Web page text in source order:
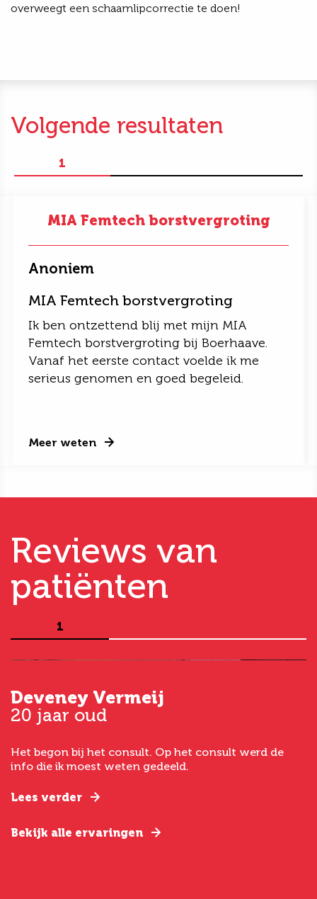
overweegt een schaamlipcorrectie te doen!
Volgende resultaten
1
MIA Femtech borstvergroting
Anoniem
MIA Femtech borstvergroting
Ik ben ontzettend blij met mijn MIA
Femtech borstvergroting bij Boerhaave.
Vanaf het eerste contact voelde ik me
serieus genomen en goed begeleid.
Meer weten
Reviews van
patiënten
1
Deveney Vermeij
20 jaar oud
Het begon bij het consult. Op het consult werd de
info die ik moest weten gedeeld.
Lees verder
Bekijk alle ervaringen